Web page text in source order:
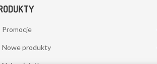
Promocje
Nowe produkty